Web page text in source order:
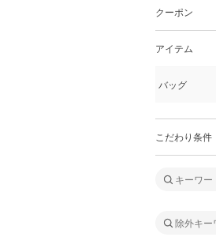
クーポン
アイテム
バッグ
こだわり条件